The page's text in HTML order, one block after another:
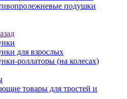
подушки
для взрослых
роллаторы (на колесах)
товары для тростей и